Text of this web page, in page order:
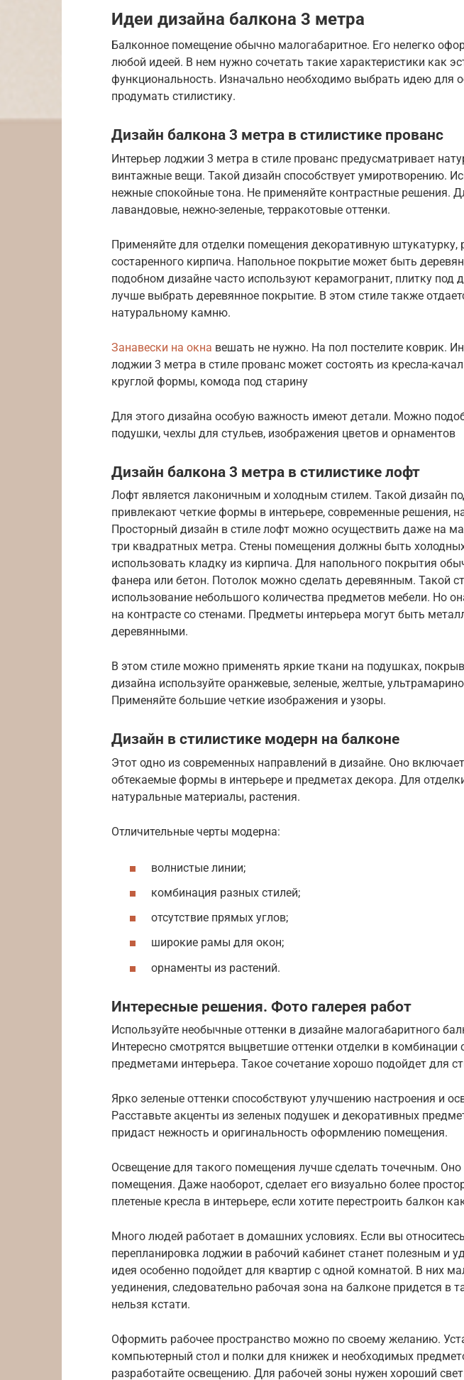
Идеи дизайна балкона 3 метра
Балконное помещение обычно малогабаритное. Его нелегко
любой идеей. В нем нужно сочетать такие характеристики как
функциональность. Изначально необходимо выбрать идею для
продумать стилистику.
Дизайн балкона 3 метра в стилистике прованс
Интерьер лоджии 3 метра в стиле прованс предусматривает
винтажные вещи. Такой дизайн способствует умиротворению.
нежные спокойные тона. Не применяйте контрастные решения.
лавандовые, нежно-зеленые, терракотовые оттенки.
Применяйте для отделки помещения декоративную штукатурку,
состаренного кирпича. Напольное покрытие может быть
подобном дизайне часто используют керамогранит, плитку под
лучше выбрать деревянное покрытие. В этом стиле также
натуральному камню.
Занавески на окна вешать не нужно. На пол постелите коврик.
лоджии 3 метра в стиле прованс может состоять из кресла-
круглой формы, комода под старину
Для этого дизайна особую важность имеют детали. Можно
подушки, чехлы для стульев, изображения цветов и орнаментов
Дизайн балкона 3 метра в стилистике лофт
Лофт является лаконичным и холодным стилем. Такой дизайн
привлекают четкие формы в интерьере, современные решения,
Просторный дизайн в стиле лофт можно осуществить даже на
три квадратных метра. Стены помещения должны быть
использовать кладку из кирпича. Для напольного покрытия
фанера или бетон. Потолок можно сделать деревянным. Такой
использование небольшого количества предметов мебели. Но
на контрасте со стенами. Предметы интерьера могут быть
деревянными.
В этом стиле можно применять яркие ткани на подушках,
дизайна используйте оранжевые, зеленые, желтые,
Применяйте большие четкие изображения и узоры.
Дизайн в стилистике модерн на балконе
Этот одно из современных направлений в дизайне. Оно
обтекаемые формы в интерьере и предметах декора. Для
натуральные материалы, растения.
Отличительные черты модерна:
волнистые линии;
комбинация разных стилей;
отсутствие прямых углов;
широкие рамы для окон;
орнаменты из растений.
Интересные решения. Фото галерея работ
Используйте необычные оттенки в дизайне малогабаритного
Интересно смотрятся выцветшие оттенки отделки в комбинации
предметами интерьера. Такое сочетание хорошо подойдет для
Ярко зеленые оттенки способствуют улучшению настроения и
Расставьте акценты из зеленых подушек и декоративных
придаст нежность и оригинальность оформлению помещения.
Освещение для такого помещения лучше сделать точечным. Оно
помещения. Даже наоборот, сделает его визуально более
плетеные кресла в интерьере, если хотите перестроить балкон
Много людей работает в домашних условиях. Если вы
перепланировка лоджии в рабочий кабинет станет полезным и
идея особенно подойдет для квартир с одной комнатой. В них
уединения, следовательно рабочая зона на балконе придется в
нельзя кстати.
Оформить рабочее пространство можно по своему желанию.
компьютерный стол и полки для книжек и необходимых
разработайте освещению. Для рабочей зоны нужен хороший